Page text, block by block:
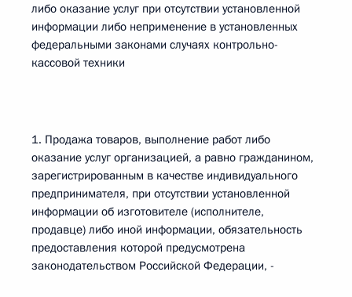
либо оказание услуг при отсутствии установленной
информации либо неприменение в установленных
федеральными законами случаях контрольно-
кассовой техники
1. Продажа товаров, выполнение работ либо
оказание услуг организацией, а равно гражданином,
зарегистрированным в качестве индивидуального
предпринимателя, при отсутствии установленной
информации об изготовителе (исполнителе,
продавце) либо иной информации, обязательность
предоставления которой предусмотрена
законодательством Российской Федерации, -